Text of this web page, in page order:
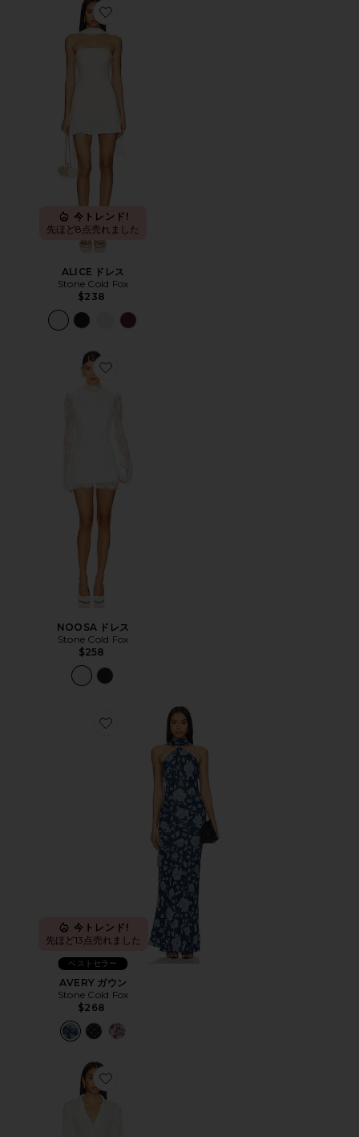
Favorite ALICE ドレス
今トレンド!
先ほど8点売れました
ALICE ドレス
Stone Cold Fox
$238
Favorite NOOSA ドレス
NOOSA ドレス
Stone Cold Fox
$258
Favorite AVERY ガウン
今トレンド!
先ほど13点売れました
ベストセラー
AVERY ガウン
Stone Cold Fox
$268
Favorite LALA ドレス